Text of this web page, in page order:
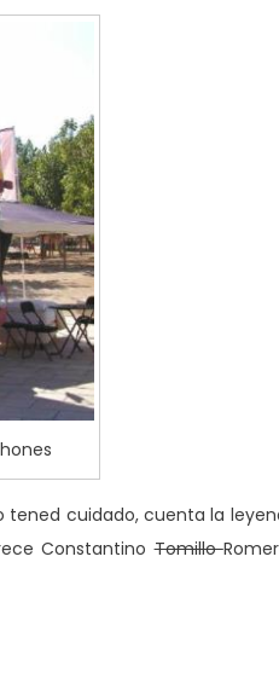
tened cuidado, cuenta la
ConstantinoTomillo